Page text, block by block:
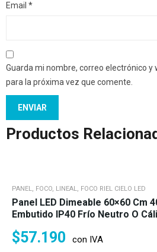
Email *
Guarda mi nombre, correo electrónico y
para la próxima vez que comente.
Productos
PANEL, FOCO, LINEAL, FOCO RIEL CIELO LED
Panel LED Dimeable 60×60 Cm
Embutido IP40 Frío Neutro O
$57.190 con IVA